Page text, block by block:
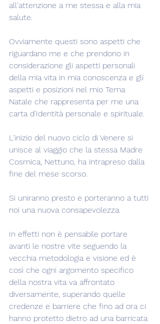
all'attenzione a me stessa e alla mia
salute.
Ovviamente questi sono aspetti che
riguardano me e che prendono in
considerazione gli aspetti personali
della mia vita in mia conoscenza e gli
aspetti e posizioni nel mio Tema
Natale che rappresenta per me una
carta d'Identità personale e spirituale.
L'inizio del nuovo ciclo di Venere si
unisce al viaggio che la stessa Madre
Cosmica, Nettuno, ha intrapreso dalla
fine del mese scorso.
Si uniranno presto e porteranno a tutti
noi una nuova consapevolezza.
In effetti non è pensabile portare
avanti le nostre vite seguendo la
vecchia metodologia e visione ed è
così che ogni argomento specifico
della nostra vita va affrontato
diversamente, superando quelle
credenze e barriere che fino ad ora ci
hanno protetto dietro ad una barricata